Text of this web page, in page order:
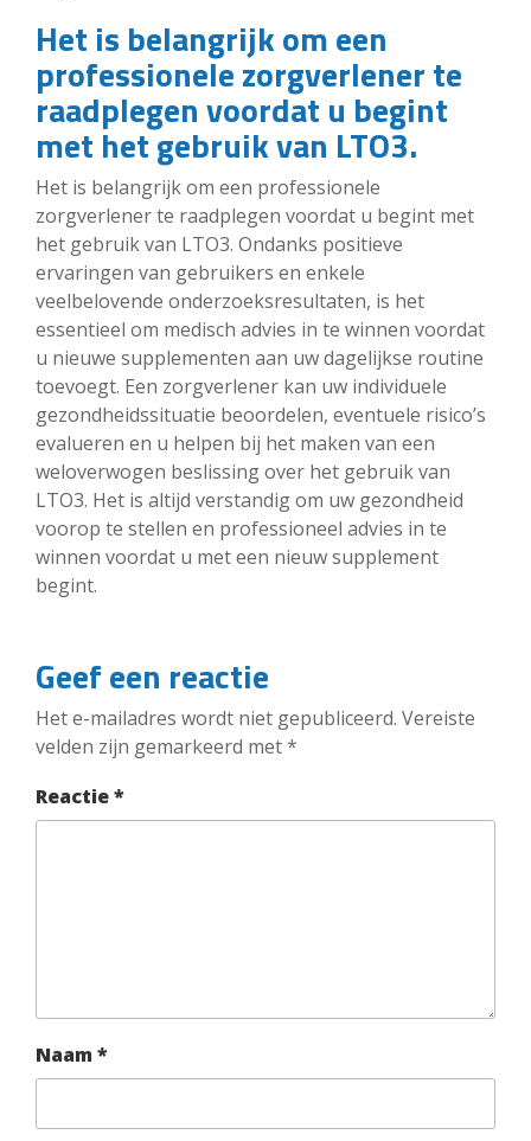
Het is belangrijk om een
professionele zorgverlener te
raadplegen voordat u begint
met het gebruik van LTO3.
Het is belangrijk om een professionele
zorgverlener te raadplegen voordat u begint met
het gebruik van LTO3. Ondanks positieve
ervaringen van gebruikers en enkele
veelbelovende onderzoeksresultaten, is het
essentieel om medisch advies in te winnen voordat
u nieuwe supplementen aan uw dagelijkse routine
toevoegt. Een zorgverlener kan uw individuele
gezondheidssituatie beoordelen, eventuele risico’s
evalueren en u helpen bij het maken van een
weloverwogen beslissing over het gebruik van
LTO3. Het is altijd verstandig om uw gezondheid
voorop te stellen en professioneel advies in te
winnen voordat u met een nieuw supplement
begint.
Geef een reactie
Het e-mailadres wordt niet gepubliceerd. Vereiste
velden zijn gemarkeerd met*
Reactie*
Naam *